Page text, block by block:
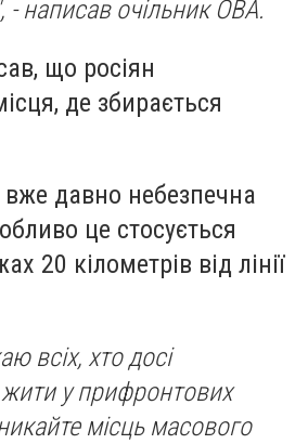
написав очільник ОВА.
що росіян
де збирається
давно небезпечна
це стосується
20 кілометрів від лінії
всіх, хто досі
у прифронтових
місць масового